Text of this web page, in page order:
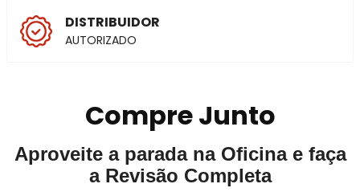
DISTRIBUIDOR
AUTORIZADO
Compre Junto
Aproveite a parada na Oficina e faça
a Revisão Completa